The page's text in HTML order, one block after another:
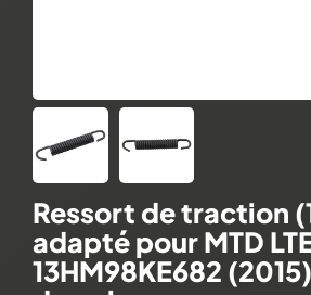
Ressort de traction
adapté pour MTD
13HM98KE682